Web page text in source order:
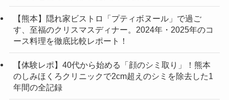
【熊本】隠れ家ビストロ「プティボヌール」で過ご
す、至福のクリスマスディナー。2024年・2025年のコ
ース料理を徹底比較レポート！
【体験レポ】40代から始める「顔のシミ取り」！熊本
のしみほくろクリニックで2cm超えのシミを除去した1
年間の全記録